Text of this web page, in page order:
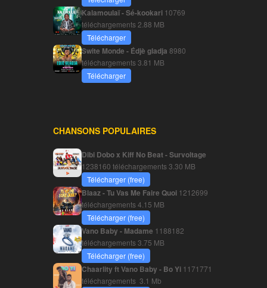
Kalamoulaï - Sé-kookari 10769
téléchargements 2.88 MB
Télécharger
Swite Monde - Édjè gladja 8980
téléchargements3.81 MB
Télécharger
CHANSONS POPULAIRES
Dibi Dobo x Kiff No Beat - Survoltage
1238160 téléchargements3.30 MB
Télécharger (free)
Blaaz - Tu Vas Me Faire Quoi 1212699
téléchargements4.15 MB
Télécharger (free)
Vano Baby - Madame 1188182
téléchargements3.75 MB
Télécharger (free)
Chaarlity ft Vano Baby - Bo Yi 1171771
téléchargements 3.1 Mb